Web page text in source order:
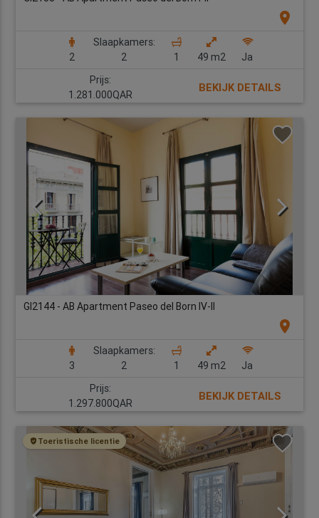
location_on
2
Slaapkamers:
2
1 49 m2
Ja
Prijs:
1.281.000QAR
BEKIJK DETAILS
GI2144 - AB Apartment Paseo del Born IV-II
location_on
3
Slaapkamers:
2
1 49 m2
Ja
Prijs:
1.297.800QAR
BEKIJK DETAILS
Toeristische licentie